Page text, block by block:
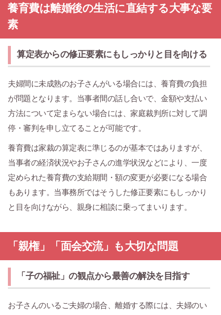
養育費は離婚後の生活に直結する大事な要
素
算定表からの修正要素にもしっかりと目を向ける
夫婦間に未成熟のお子さんがいる場合には、養育費の負担
が問題となります。当事者間の話し合いで、金額や支払い
方法について定まらない場合には、家庭裁判所に対して調
停・審判を申し立てることが可能です。
養育費は家裁の算定表に準じるのが基本ではありますが、
当事者の経済状況やお子さんの進学状況などにより、一度
定められた養育費の支給期間・額の変更が必要になる場合
もあります。当事務所ではそうした修正要素にもしっかり
と目を向けながら、親身に相談に乗ってまいります。
「親権」「面会交流」も大切な問題
「子の福祉」の観点から最善の解決を目指す
お子さんのいるご夫婦の場合、離婚する際には、夫婦のい